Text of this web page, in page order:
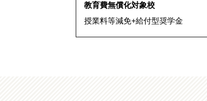
教育費無償化対象校
授業料等減免+給付型奨学金